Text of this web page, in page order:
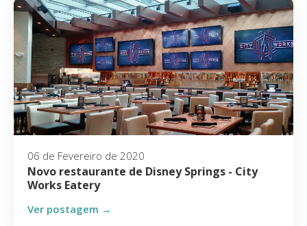
06 de Fevereiro de 2020
Novo restaurante de Disney Springs - City
Works Eatery
Ver postagem →